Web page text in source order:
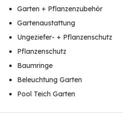
Garten + Pflanzenzubehör
Gartenaustattung
Ungeziefer- + Pflanzenschutz
Pflanzenschutz
Baumringe
Beleuchtung Garten
Pool Teich Garten